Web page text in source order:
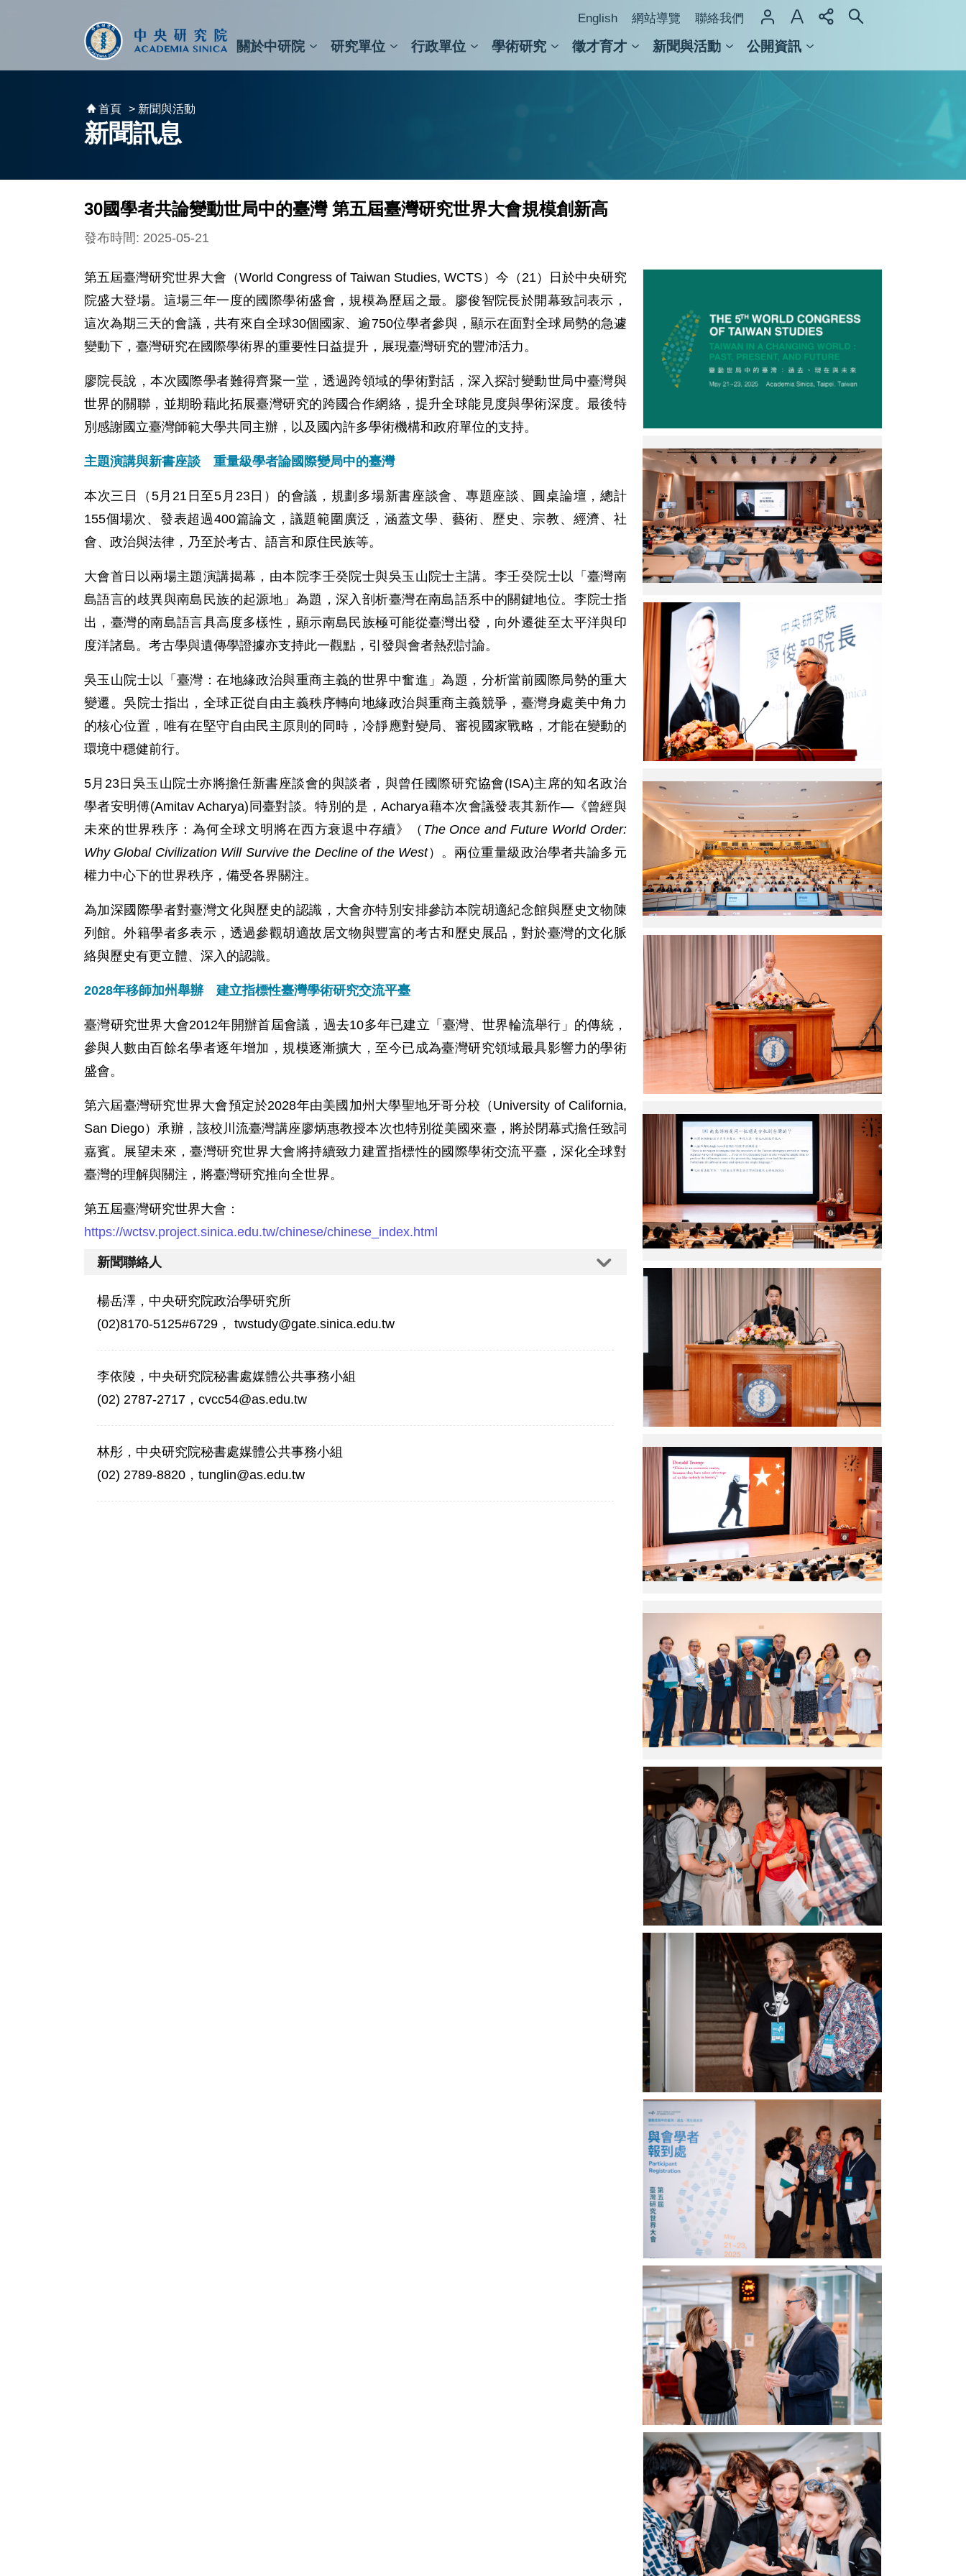
English 網站導覽 聯絡我們
關於中研院 研究單位 行政單位 學術研究 徵才育才 新聞與活動 公開資訊
首頁 > 新聞與活動
新聞訊息
30國學者共論變動世局中的臺灣 第五屆臺灣研究世界大會規模創新高
發布時間: 2025-05-21
第五屆臺灣研究世界大會（World Congress of Taiwan Studies, WCTS）今（21）日於中央研究
院盛大登場。這場三年一度的國際學術盛會，規模為歷屆之最。廖俊智院長於開幕致詞表示，
這次為期三天的會議，共有來自全球30個國家、逾750位學者參與，顯示在面對全球局勢的急遽
變動下，臺灣研究在國際學術界的重要性日益提升，展現臺灣研究的豐沛活力。
廖院長說，本次國際學者難得齊聚一堂，透過跨領域的學術對話，深入探討變動世局中臺灣與
世界的關聯，並期盼藉此拓展臺灣研究的跨國合作網絡，提升全球能見度與學術深度。最後特
別感謝國立臺灣師範大學共同主辦，以及國內許多學術機構和政府單位的支持。
主題演講與新書座談 重量級學者論國際變局中的臺灣
本次三日（5月21日至5月23日）的會議，規劃多場新書座談會、專題座談、圓桌論壇，總計
155個場次、發表超過400篇論文，議題範圍廣泛，涵蓋文學、藝術、歷史、宗教、經濟、社
會、政治與法律，乃至於考古、語言和原住民族等。
大會首日以兩場主題演講揭幕，由本院李壬癸院士與吳玉山院士主講。李壬癸院士以「臺灣南
島語言的歧異與南島民族的起源地」為題，深入剖析臺灣在南島語系中的關鍵地位。李院士指
出，臺灣的南島語言具高度多樣性，顯示南島民族極可能從臺灣出發，向外遷徙至太平洋與印
度洋諸島。考古學與遺傳學證據亦支持此一觀點，引發與會者熱烈討論。
吳玉山院士以「臺灣：在地緣政治與重商主義的世界中奮進」為題，分析當前國際局勢的重大
變遷。吳院士指出，全球正從自由主義秩序轉向地緣政治與重商主義競爭，臺灣身處美中角力
的核心位置，唯有在堅守自由民主原則的同時，冷靜應對變局、審視國家戰略，才能在變動的
環境中穩健前行。
5月23日吳玉山院士亦將擔任新書座談會的與談者，與曾任國際研究協會(ISA)主席的知名政治
學者安明傅(Amitav Acharya)同臺對談。特別的是，Acharya藉本次會議發表其新作—《曾經與
未來的世界秩序：為何全球文明將在西方衰退中存續》（ The Once and Future World Order:
Why Global Civilization Will Survive the Decline of the West）。兩位重量級政治學者共論多元
權力中心下的世界秩序，備受各界關注。
為加深國際學者對臺灣文化與歷史的認識，大會亦特別安排參訪本院胡適紀念館與歷史文物陳
列館。外籍學者多表示，透過參觀胡適故居文物與豐富的考古和歷史展品，對於臺灣的文化脈
絡與歷史有更立體、深入的認識。
2028年移師加州舉辦 建立指標性臺灣學術研究交流平臺
臺灣研究世界大會2012年開辦首屆會議，過去10多年已建立「臺灣、世界輪流舉行」的傳統，
參與人數由百餘名學者逐年增加，規模逐漸擴大，至今已成為臺灣研究領域最具影響力的學術
盛會。
第六屆臺灣研究世界大會預定於2028年由美國加州大學聖地牙哥分校（University of California,
San Diego）承辦，該校川流臺灣講座廖炳惠教授本次也特別從美國來臺，將於閉幕式擔任致詞
嘉賓。展望未來，臺灣研究世界大會將持續致力建置指標性的國際學術交流平臺，深化全球對
臺灣的理解與關注，將臺灣研究推向全世界。
第五屆臺灣研究世界大會：
https://wctsv.project.sinica.edu.tw/chinese/chinese_index.html
新聞聯絡人
楊岳澤，中央研究院政治學研究所
(02)8170-5125#6729， twstudy@gate.sinica.edu.tw
李依陵，中央研究院秘書處媒體公共事務小組
(02) 2787-2717，cvcc54@as.edu.tw
林彤，中央研究院秘書處媒體公共事務小組
(02) 2789-8820，tunglin@as.edu.tw
（圖
來
源：
研
究
院）
俊
智
出
席
開
幕
式
（圖
片
源：
中
央
研
究
院）
廖
俊
智
院
長
致
詞
（圖
片
來
源：
中
央
究
院）
會
者
合
影
來
源：
中
央
研
院）
李
壬
癸
院
士
主
題
演
講
（圖
片
來
源：
院）
士
演
講
（圖
片
來
中
央
研
吳
山
題
（圖
片
來
源：
央
研
究
院）
玉
山
院
題
演
講
（圖
片
來
院）
灣
研
究
世
界
大
會
承
單
位
國
加
州
大
學
聖
地
牙
哥
分
校
川
流
臺
灣
講
座
廖
炳
惠
教
授
特
別
與
會
(左
4)。
（圖
片
來
源：
中
央
究
院）
與
會
者
(圖
片
來
源：
中
央
研
究
院)
與
會
學
者
(圖
來
源：
中
央
研
究
院)
與
會
學
者
(圖
片
源：
中
央
研
究
院)
會
學
者
(圖
片
來
源：
中
央
研
究
院)
與
會
學
者
(圖
片
來
源：
中
央
研